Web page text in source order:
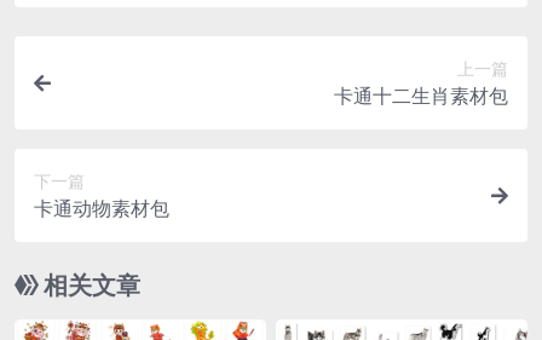
上一篇
卡通十二生肖素材包
下一篇
卡通动物素材包
相关文章